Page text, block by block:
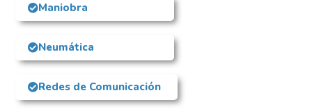
Maniobra
Neumática
Redes de Comunicación